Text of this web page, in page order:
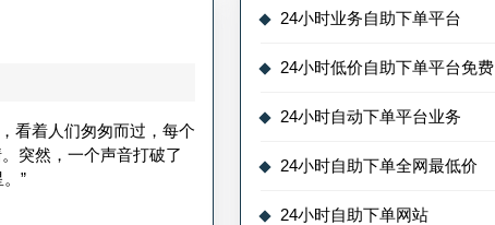
业
版
看着人们匆匆而过，每个
突然，一个声音打破了
”
24小时业务自助下单平台
24小时低价自助下单平台免费
24小时自动下单平台业务
24小时自助下单全网最低价
24小时自助下单网站